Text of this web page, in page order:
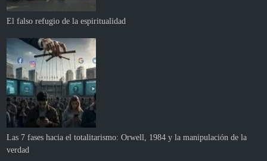
El falso refugio de la espiritualidad
Las 7 fases hacia el totalitarismo: Orwell, 1984 y la manipulación de la
verdad